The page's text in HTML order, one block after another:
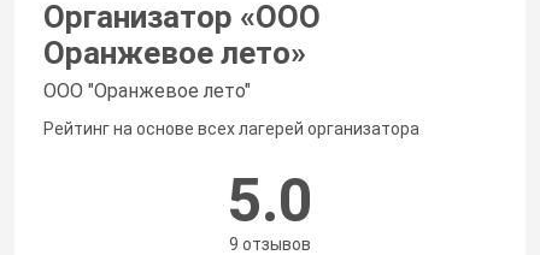
Организатор «ООО
Оранжевое лето»
ООО "Оранжевое лето"
Рейтинг на основе всех лагерей организатора
5.0
9 отзывов